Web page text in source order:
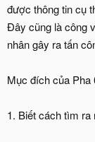
được thông tin cụ
Đây cũng là công
nhân gây ra tấn
Mục đích của Pha
1. Biết cách tìm ra